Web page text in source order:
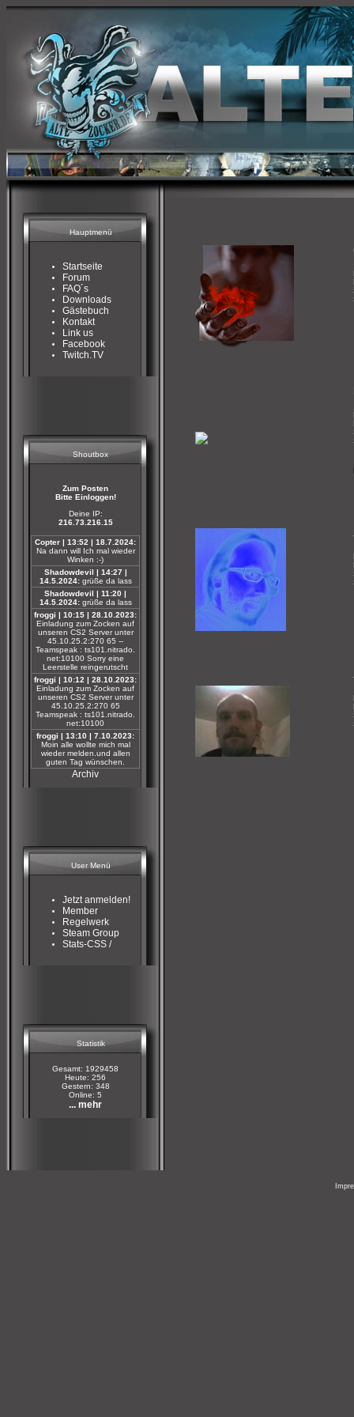
Hauptmenü
Startseite
Forum
FAQ´s
Downloads
Gästebuch
Kontakt
Link us
Facebook
Twitch.TV
Shoutbox
Zum Posten
Bitte Einloggen!
Deine IP:
216.73.216.15
Copter | 13:52 | 18.7.2024:
Na dann will Ich mal wieder
Winken :-)
Shadowdevil | 14:27 |
14.5.2024:grüße da lass
Shadowdevil | 11:20 |
14.5.2024:grüße da lass
froggi | 10:15 | 28.10.2023:
Einladung zum Zocken auf
unseren CS2 Server unter
45.10.25.2:270 65 --
Teamspeak : ts101.nitrado.
net:10100 Sorry eine
Leerstelle reingerutscht
froggi | 10:12 | 28.10.2023:
Einladung zum Zocken auf
unseren CS2 Server unter
45.10.25.2:270 65
Teamspeak : ts101.nitrado.
net:10100
froggi | 13:10 | 7.10.2023:
Moin alle wollte mich mal
wieder melden.und allen
guten Tag wünschen.
Archiv
User Menü
Jetzt anmelden!
Member
Regelwerk
Steam Group
Stats-CSS /
Statistik
Gesamt: 1929458
Heute: 256
Gestern: 348
Online: 5
... mehr